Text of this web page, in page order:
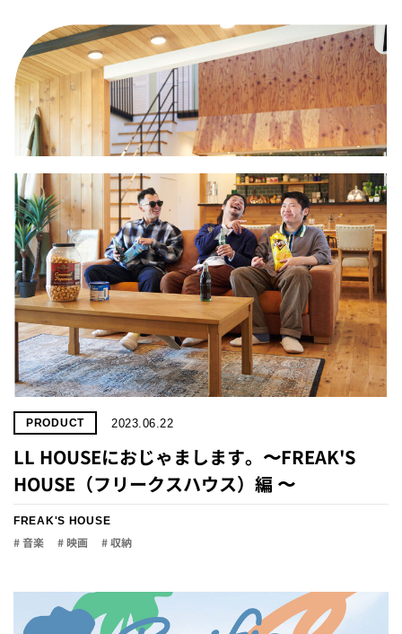
PRODUCT 2023.06.22
LL HOUSEにおじゃまします。〜FREAK'S
HOUSE（フリークスハウス）編 〜
FREAK'S HOUSE
# 音楽 # 映画 # 収納